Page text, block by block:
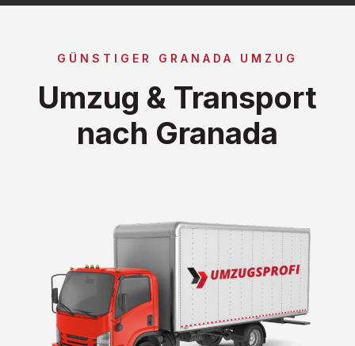
GÜNSTIGER GRANADA UMZUG
Umzug & Transport
nach Granada